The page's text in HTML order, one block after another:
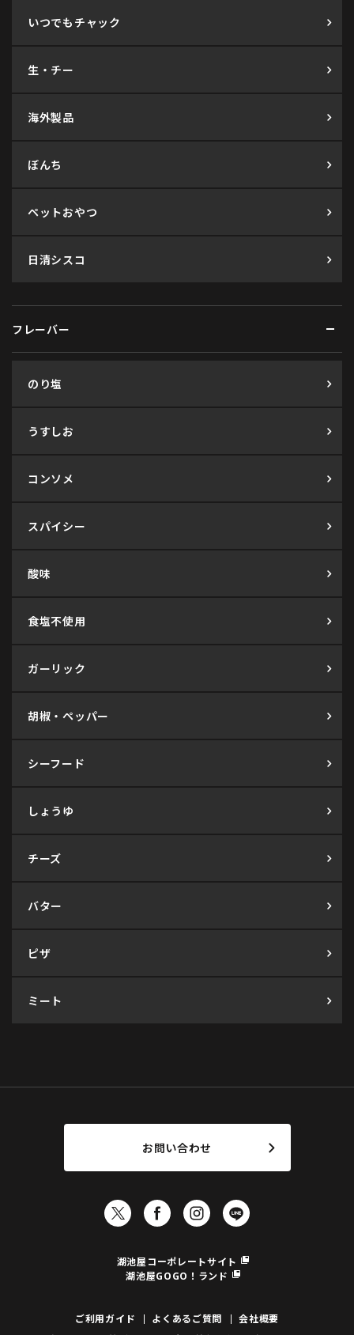
いつでもチャック
生・チー
海外製品
ぼんち
ペットおやつ
日清シスコ
フレーバー
のり塩
うすしお
コンソメ
スパイシー
酸味
食塩不使用
ガーリック
胡椒・ペッパー
シーフード
しょうゆ
チーズ
バター
ピザ
ミート
お問い合わせ
湖池屋コーポレートサイト
湖池屋GOGO！ランド
ご利用ガイド よくあるご質問
会社概要